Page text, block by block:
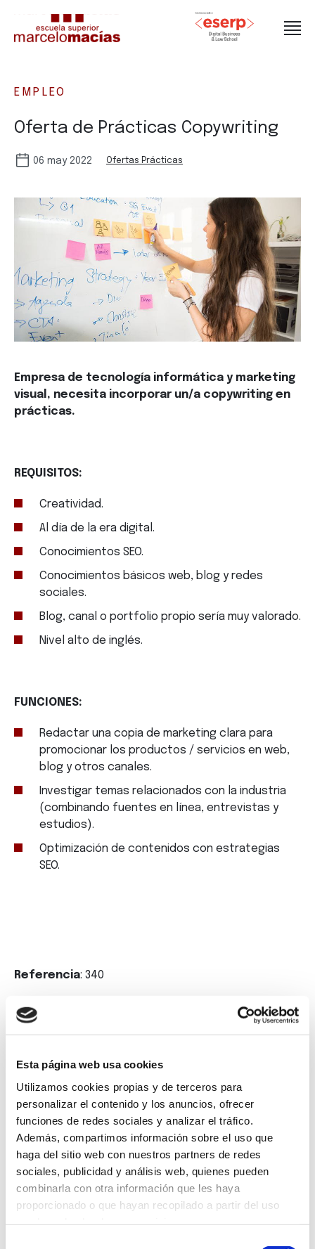
Esta página web usa cookies
Utilizamos cookies propias y de terceros para
personalizar el contenido y los anuncios, ofrecer
funciones de redes sociales y analizar el tráfico.
Además, compartimos información sobre el uso que
haga del sitio web con nuestros partners de redes
sociales, publicidad y análisis web, quienes pueden
combinarla con otra información que les haya
proporcionado o que hayan recopilado a partir del uso
EMPLEO
Oferta de Prácticas Copywriting
06 may 2022 Ofertas Prácticas
Empresa de tecnología informática y marketing
visual, necesita incorporar un/a copywriting en
prácticas.
REQUISITOS:
Creatividad.
Al día de la era digital.
Conocimientos SEO.
Conocimientos básicos web, blog y redes
sociales.
Blog, canal o portfolio propio sería muy valorado.
Nivel alto de inglés.
FUNCIONES:
Redactar una copia de marketing clara para
promocionar los productos / servicios en web,
blog y otros canales.
Investigar temas relacionados con la industria
(combinando fuentes en línea, entrevistas y
estudios).
Optimización de contenidos con estrategias
SEO.
Referencia: 340
Etiquetas
: A Coruña, copywriting, Oferta Prácticas,
Marketing, Publicidad
Volver
Suscríbete a
nuestra